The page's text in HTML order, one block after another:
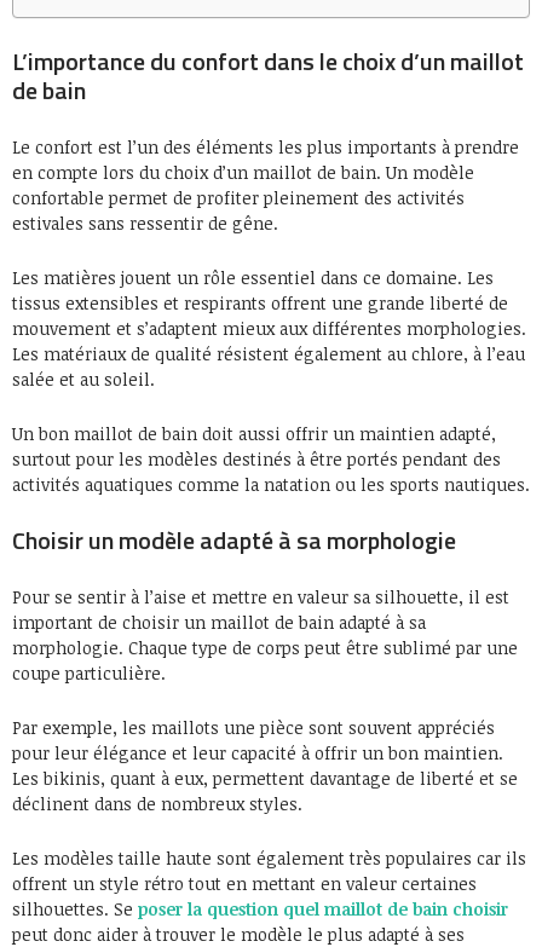
L’importance du confort dans le choix d’un maillot
de bain
Le confort est l’un des éléments les plus importants à prendre
en compte lors du choix d’un maillot de bain. Un modèle
confortable permet de profiter pleinement des activités
estivales sans ressentir de gêne.
Les matières jouent un rôle essentiel dans ce domaine. Les
tissus extensibles et respirants offrent une grande liberté de
mouvement et s’adaptent mieux aux différentes morphologies.
Les matériaux de qualité résistent également au chlore, à l’eau
salée et au soleil.
Un bon maillot de bain doit aussi offrir un maintien adapté,
surtout pour les modèles destinés à être portés pendant des
activités aquatiques comme la natation ou les sports nautiques.
Choisir un modèle adapté à sa morphologie
Pour se sentir à l’aise et mettre en valeur sa silhouette, il est
important de choisir un maillot de bain adapté à sa
morphologie. Chaque type de corps peut être sublimé par une
coupe particulière.
Par exemple, les maillots une pièce sont souvent appréciés
pour leur élégance et leur capacité à offrir un bon maintien.
Les bikinis, quant à eux, permettent davantage de liberté et se
déclinent dans de nombreux styles.
Les modèles taille haute sont également très populaires car ils
offrent un style rétro tout en mettant en valeur certaines
silhouettes. Se poser la question quel maillot de bain choisir
peut donc aider à trouver le modèle le plus adapté à ses